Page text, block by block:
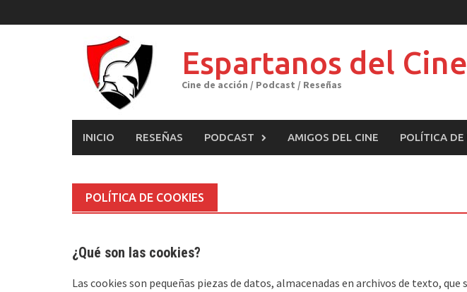
to
Espartanos del Cine
Cine de acción / Podcast / Reseñas
INICIO RESEÑAS PODCAST AMIGOS DEL CINE POLÍTICA DE
POLÍTICA DE COOKIES
¿Qué son las cookies?
Las cookies son pequeñas piezas de datos, almacenadas en archivos de texto, que